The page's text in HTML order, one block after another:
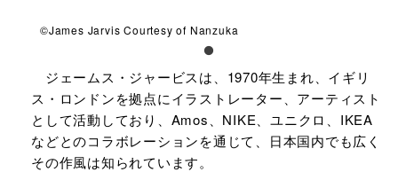
©James Jarvis Courtesy of Nanzuka
ジェームス・ジャービスは、1970年生まれ、イギリ
ス・ロンドンを拠点にイラストレーター、アーティスト
として活動しており、Amos、NIKE、ユニクロ、IKEA
などとのコラボレーションを通じて、日本国内でも広く
その作風は知られています。